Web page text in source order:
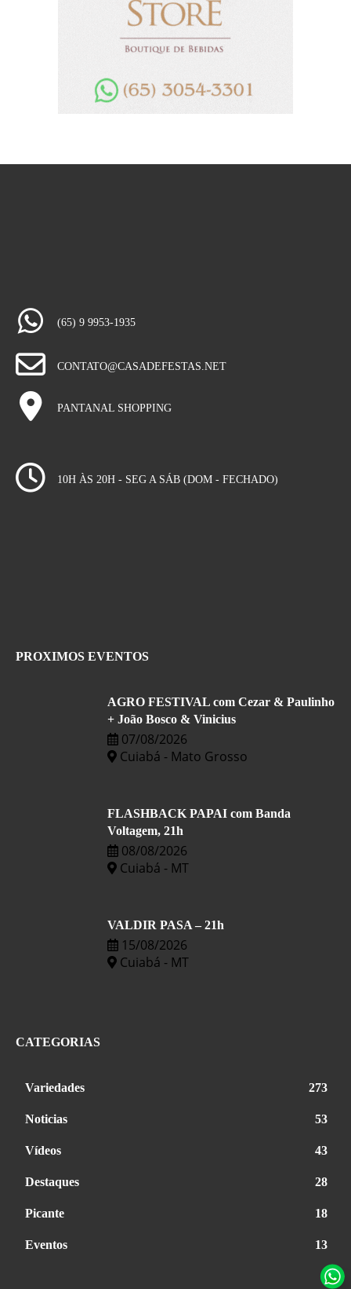
(65) 9 9953-1935
CONTATO@CASADEFESTAS.NET
PANTANAL SHOPPING
10H ÀS 20H - SEG A SÁB (DOM - FECHADO)
PROXIMOS EVENTOS
AGRO FESTIVAL com Cezar & Paulinho
+ João Bosco & Vinicius
07/08/2026
Cuiabá - Mato Grosso
FLASHBACK PAPAI com Banda
Voltagem, 21h
08/08/2026
Cuiabá - MT
VALDIR PASA – 21h
15/08/2026
Cuiabá - MT
CATEGORIAS
Variedades 273
Noticias 53
Vídeos 43
Destaques 28
Picante 18
Eventos 13